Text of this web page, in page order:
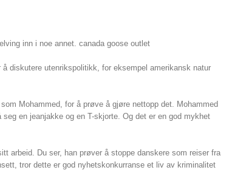
inn i noe annet. canada goose outlet
diskutere utenrikspolitikk, for eksempel amerikansk natur
Mohammed, for å prøve å gjøre nettopp det. Mohammed
en jeanjakke og en T-skjorte. Og det er en god mykhet
arbeid. Du ser, han prøver å stoppe danskere som reiser fra
tror dette er god nyhetskonkurranse et liv av kriminalitet